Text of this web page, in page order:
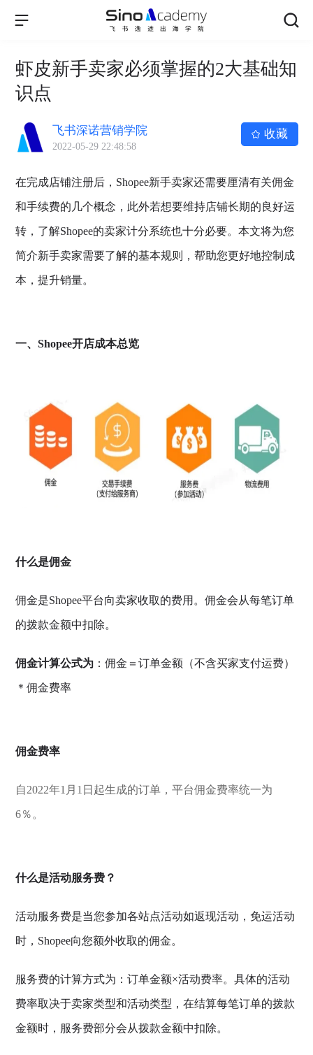
虾皮新手卖家必须掌握的2大基础知
识点
飞书深诺营销学院
2022-05-29 22:48:58
收藏
在完成店铺注册后，Shopee新手卖家还需要厘清有关佣金
和手续费的几个概念，此外若想要维持店铺长期的良好运
转，了解Shopee的卖家计分系统也十分必要。本文将为您
简介新手卖家需要了解的基本规则，帮助您更好地控制成
本，提升销量。
一、Shopee开店成本总览
什么是佣金
佣金是Shopee平台向卖家收取的费用。佣金会从每笔订单
的拨款金额中扣除。
佣金计算公式为：佣金＝订单金额（不含买家支付运费）
＊佣金费率
佣金费率
自2022年1月1日起生成的订单，平台佣金费率统一为
6％。
什么是活动服务费？
活动服务费是当您参加各站点活动如返现活动，免运活动
时，Shopee向您额外收取的佣金。
服务费的计算方式为：订单金额×活动费率。具体的活动
费率取决于卖家类型和活动类型，在结算每笔订单的拨款
金额时，服务费部分会从拨款金额中扣除。